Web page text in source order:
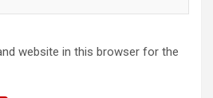
website in this browser for the